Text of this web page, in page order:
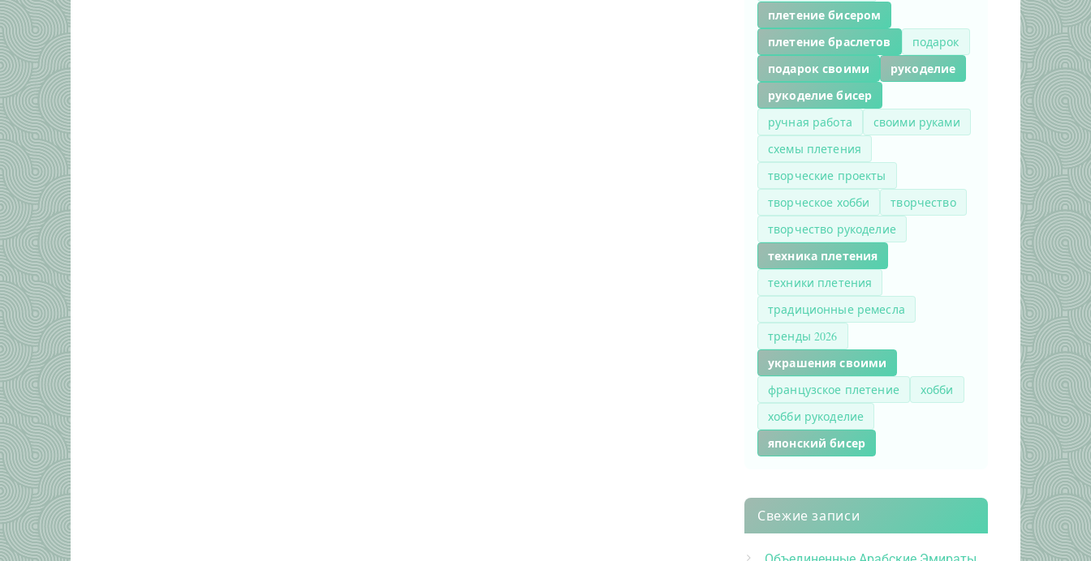
плетение бисером
плетение браслетов
подарок
подарок своими
рукоделие
рукоделие бисер
ручная работа
своими руками
схемы плетения
творческие проекты
творческое хобби
творчество
творчество рукоделие
техника плетения
техники плетения
традиционные ремесла
тренды 2026
украшения своими
французское плетение
хобби
хобби рукоделие
японский бисер
Свежие записи